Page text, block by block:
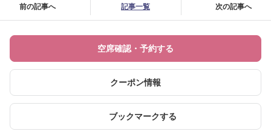
前の記事へ 記事一覧 次の記事へ
空席確認・予約する
クーポン情報
ブックマークする